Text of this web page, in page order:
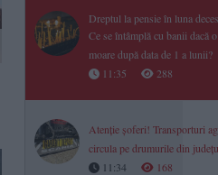
Dreptul la pensie în luna
Ce se întâmplă cu banii dacă
moare după data de 1 a lunii?
11:35
288
Atenție șoferi! Transporturi
circula pe drumurile din
11:34
168